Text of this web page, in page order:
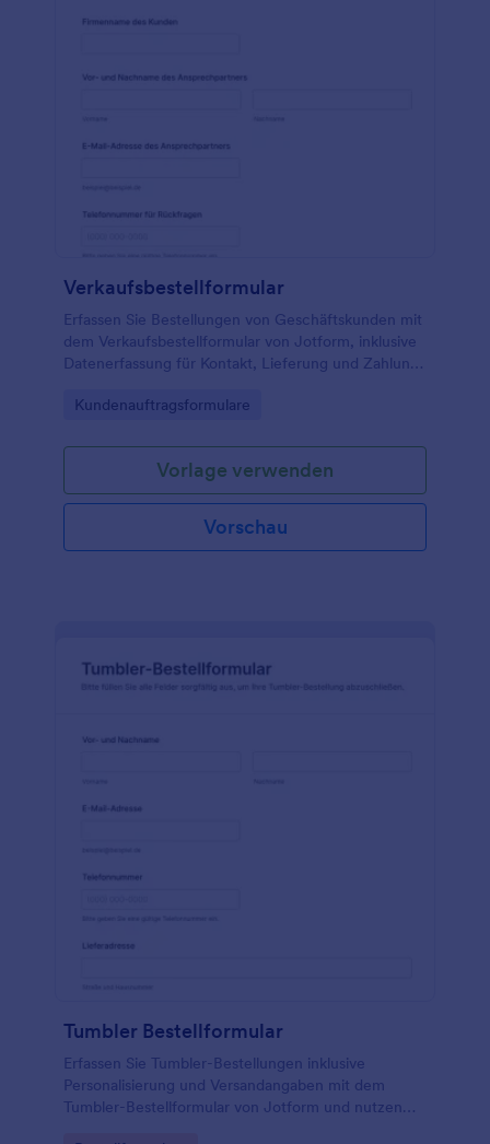
Verkaufsbestellformular
Erfassen Sie Bestellungen von Geschäftskunden mit
dem Verkaufsbestellformular von Jotform, inklusive
Datenerfassung für Kontakt, Lieferung und Zahlung,
Link oder Ihre Website in einen klaren Ablauf.
Go to Category:
Kundenauftragsformulare
Vorlage verwenden
Vorschau
Tumbler Bestellformular
Erfassen Sie Tumbler-Bestellungen inklusive
Personalisierung und Versandangaben mit dem
Tumbler-Bestellformular von Jotform und nutzen